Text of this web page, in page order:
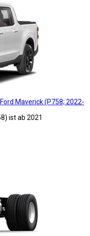
Maverick (P758; 2022-
ist ab 2021